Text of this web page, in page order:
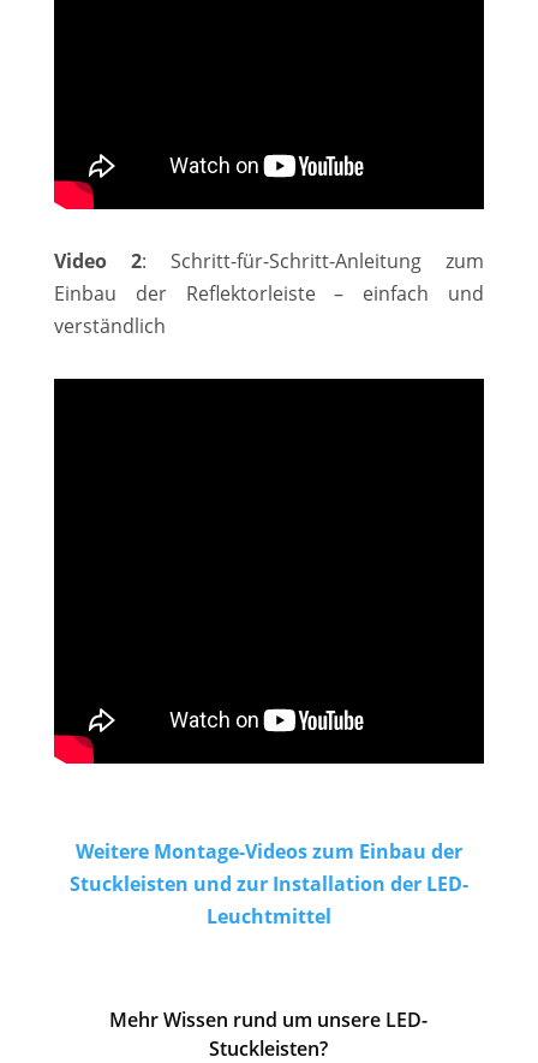
Video 2: Schritt-für-Schritt-Anleitung zum
Einbau der Reflektorleiste – einfach und
verständlich
Weitere Montage-Videos zum Einbau der
Stuckleisten und zur Installation der LED-
Leuchtmittel
Mehr Wissen rund um unsere LED-
Stuckleisten?